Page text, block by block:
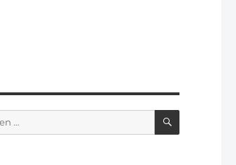
SUCHEN